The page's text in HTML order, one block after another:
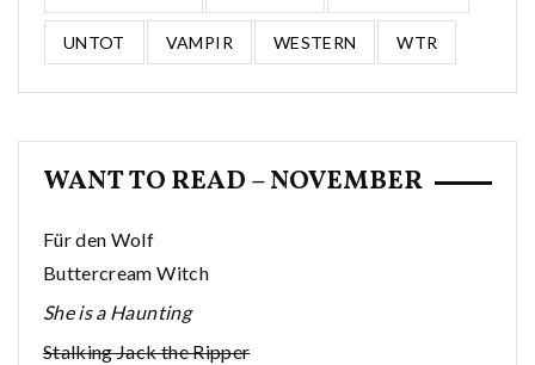
UNTOT VAMPIR WESTERN WTR
WANT TO READ – NOVEMBER
Für den Wolf
Buttercream Witch
She is a Haunting
Stalking Jack the Ripper